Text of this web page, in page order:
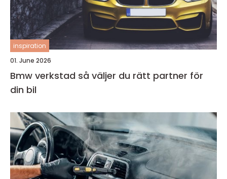
inspiration
01. June 2026
Bmw verkstad så väljer du rätt partner för
din bil